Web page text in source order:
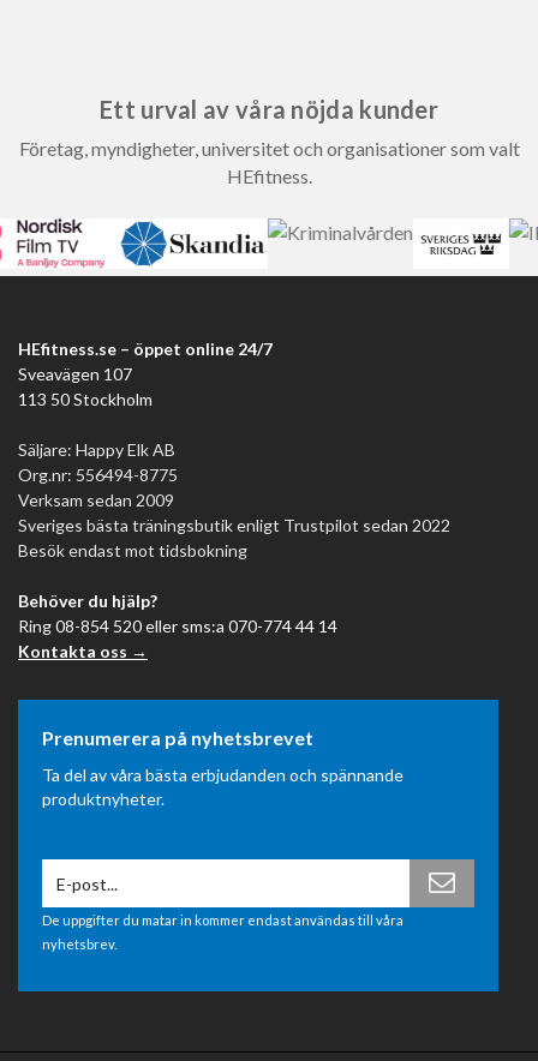
Ett urval av våra nöjda kunder
Företag, myndigheter, universitet och organisationer som valt
HEfitness.
HEfitness.se – öppet online 24/7
Sveavägen 107
113 50 Stockholm
Säljare: Happy Elk AB
Org.nr: 556494-8775
Verksam sedan 2009
Sveriges bästa träningsbutik enligt Trustpilot sedan 2022
Besök endast mot tidsbokning
Behöver du hjälp?
Ring 08-854 520 eller sms:a 070-774 44 14
Kontakta oss →
Prenumerera på nyhetsbrevet
Ta del av våra bästa erbjudanden och spännande
produktnyheter.
De uppgifter du matar in kommer endast användas till våra
nyhetsbrev.